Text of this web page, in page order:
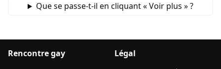
Que se passe‑t‑il en cliquant « Voir plus » ?
Rencontre gay
Légal